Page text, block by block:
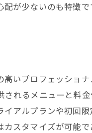
が少ないのも特徴
いプロフェッショ
れるメニューと料
アルプランや初回
スタマイズが可能